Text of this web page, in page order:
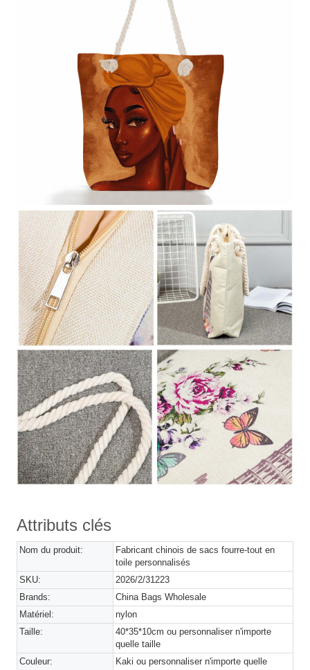
Attributs clés
Nom du produit:
Fabricant chinois de sacs fourre-tout en
toile personnalisés
SKU:
2026/2/31223
Brands:
China Bags Wholesale
Matériel:
nylon
Taille:
40*35*10cm ou personnaliser n'importe
quelle taille
Couleur:
Kaki ou personnaliser n'importe quelle